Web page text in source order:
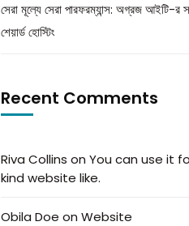
সেরা মূল্যে সেরা পারফরম্যান্স: অগ্রজ আইটি-র
শেয়ার্ড হোস্টিং
Recent Comments
Riva Collins on You can use it
kind website like.
Obila Doe on Website